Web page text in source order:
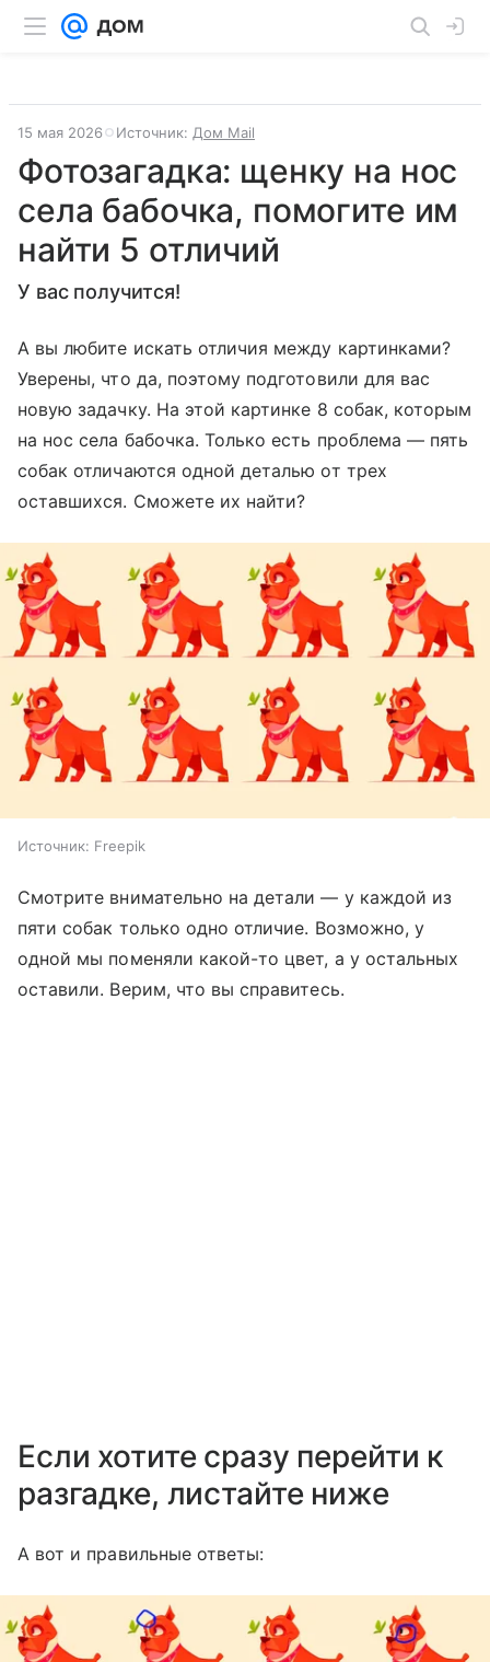
15 мая 2026 Источник: Дом Mail
Фотозагадка: ​​​щенку на нос
села бабочка, помогите им
найти 5 отличий
У вас получится!
А вы любите искать отличия между картинками?
Уверены, что да, поэтому подготовили для вас
новую задачку. На этой картинке 8 собак, которым
на нос села бабочка. Только есть проблема — пять
собак отличаются одной деталью от трех
оставшихся. Сможете их найти?
Источник: Freepik
Смотрите внимательно на детали — у каждой из
пяти собак только одно отличие. Возможно, у
одной мы поменяли какой-то цвет, а у остальных
оставили. Верим, что вы справитесь.
Если хотите сразу перейти к
разгадке, листайте ниже
А вот и правильные ответы: